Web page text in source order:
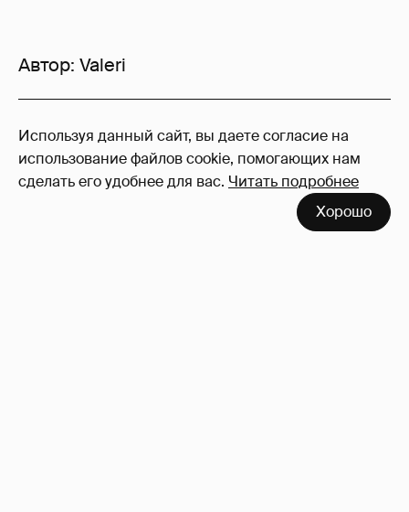
Используя данный сайт, вы даете согласие на
использование файлов cookie, помогающих нам
сделать его удобнее для вас. Читать подробнее
Хорошо
Автор: Valeri
89
Войдите в аккаунт, чтобы читать и
оставлять комментарии